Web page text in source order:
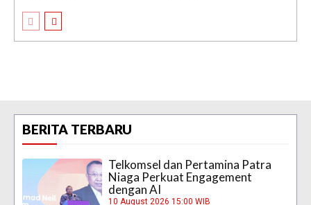
BERITA TERBARU
Telkomsel dan Pertamina Patra
Niaga Perkuat Engagement
dengan AI
10 August 2026 15:00 WIB